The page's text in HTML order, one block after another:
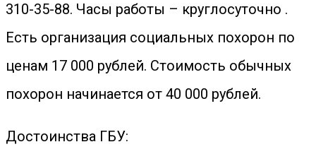
310-35-88. Часы работы – круглосуточно .
Есть организация социальных похорон по
ценам 17 000 рублей. Стоимость обычных
похорон начинается от 40 000 рублей.
Достоинства ГБУ: